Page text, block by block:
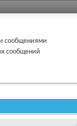
сообщениями
сообщений